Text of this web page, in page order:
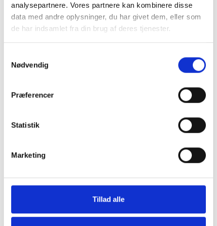
analysepartnere. Vores partnere kan kombinere disse
data med andre oplysninger, du har givet dem, eller som
de har indsamlet fra din brug af deres tjenester.
Nødvendig
Præferencer
Statistik
Marketing
Tillad alle
Aircondition